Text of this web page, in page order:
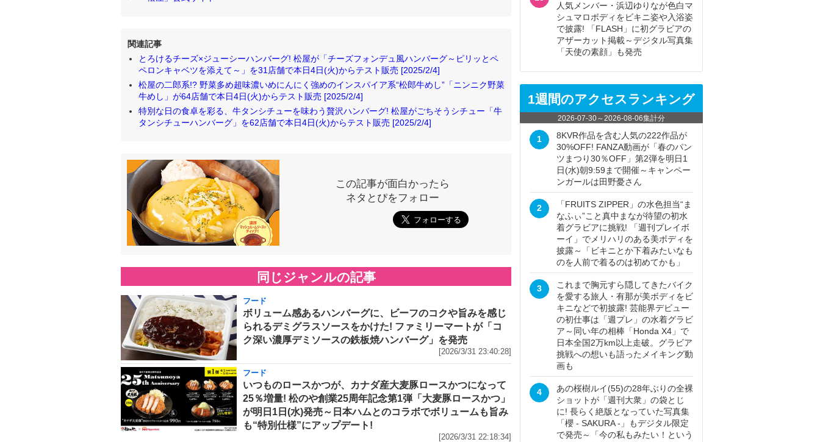
関連記事
とろけるチーズ×ジューシーハンバーグ! 松屋が「チーズフォンデュ風ハンバーグ～ピリッとペ
ペロンキャベツを添えて～」を31店舗で本日4日(火)からテスト販売 [2025/2/4]
松屋の二郎系!? 野菜多め超味濃いめにんにく強めのインスパイア系“松郎牛めし”「ニンニク野菜
牛めし」が64店舗で本日4日(火)からテスト販売 [2025/2/4]
特別な日の食卓を彩る、牛タンシチューを味わう贅沢ハンバーグ! 松屋がごちそうシチュー「牛
タンシチューハンバーグ」を62店舗で本日4日(火)からテスト販売 [2025/2/4]
この記事が面白かったら
ネタとぴをフォロー
同じジャンルの記事
フード
ボリューム感あるハンバーグに、ビーフのコクや旨みを感じ
られるデミグラスソースをかけた! ファミリーマートが「コ
ク深い濃厚デミソースの鉄板焼ハンバーグ」を発売
[2026/3/31 23:40:28]
フード
いつものロースかつが、カナダ産大麦豚ロースかつになって
25％増量! 松のや創業25周年記念第1弾「大麦豚ロースかつ」
が明日1日(水)発売～日本ハムとのコラボでボリュームも旨み
も“特別仕様”にアップデート!
[2026/3/31 22:18:34]
人気メンバー・浜辺ゆりなが色白マ
シュマロボディをビキニ姿や入浴姿
で披露! 「FLASH」に初グラビアの
アザーカット掲載～デジタル写真集
「天使の素顔」も発売
1週間のアクセスランキング
2026-07-30～2026-08-06集計分
1
8KVR作品を含む人気の222作品が
30%OFF! FANZA動画が「春のパン
ツまつり30％OFF」第2弾を明日1
日(水)朝9:59まで開催～キャンペー
ンガールは田野憂さん
2
「FRUITS ZIPPER」の水色担当“ま
なふぃ”こと真中まなが待望の初水
着グラビアに挑戦! 「週刊プレイボ
ーイ」でメリハリのある美ボディを
披露～「ビキニとか下着みたいなも
のを人前で着るのは初めてかも」
3
これまで胸元すら隠してきたバイク
を愛する旅人・有那が美ボディをビ
キニなどで初披露! 芸能界デビュー
の初仕事は「週プレ」の水着グラビ
ア～同い年の相棒「Honda X4」で
日本全国2万km以上走破。グラビア
挑戦への想いも語ったメイキング動
画も
4
あの桜樹ルイ(55)の28年ぶりの全裸
ショットが「週刊大衆」の袋とじ
に! 長らく絶版となっていた写真集
「櫻 - SAKURA -」もデジタル限定
で発売～「今の私もみたい！という